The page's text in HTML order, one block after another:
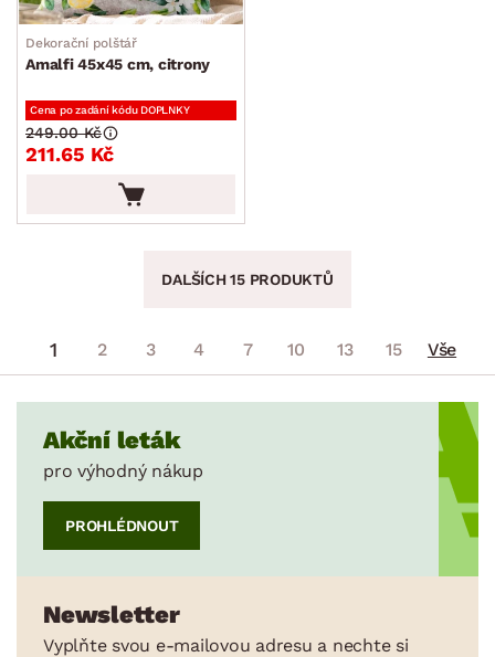
Dekorační polštář
Amalfi 45x45 cm, citrony
Cena po zadání kódu DOPLNKY
211.65 Kč
249.00 Kč
DALŠÍCH 15 PRODUKTŮ
1 2 3 4 7 10 13 15 Vše
Akční leták
pro výhodný nákup
PROHLÉDNOUT
Newsletter
Vyplňte svou e-mailovou adresu a nechte si